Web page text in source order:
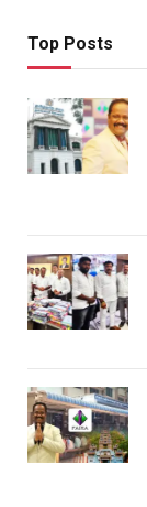
Top Posts